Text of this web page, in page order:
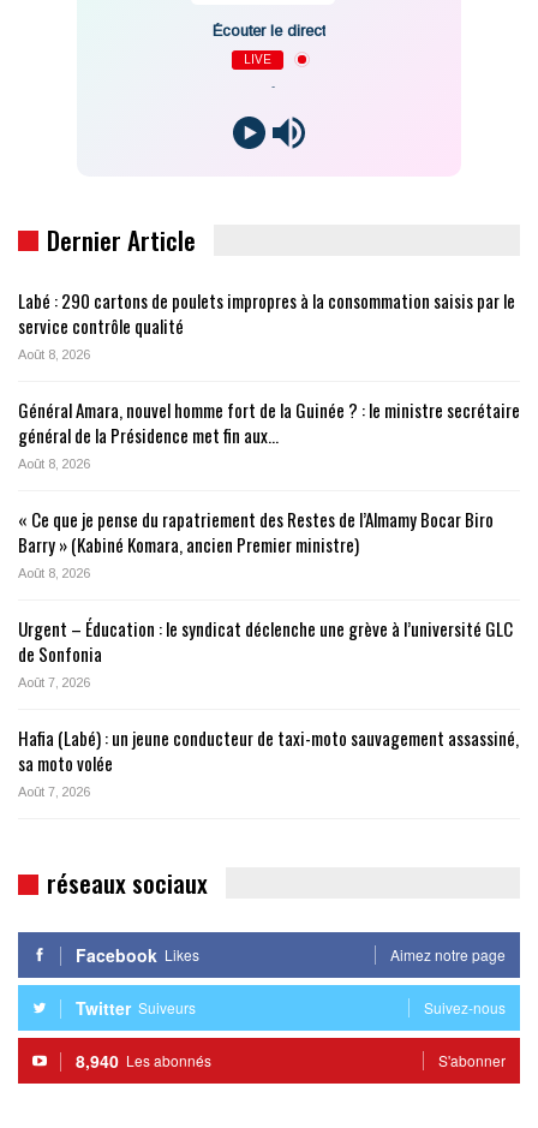
Écouter le direct
LIVE
Dernier Article
Labé : 290 cartons de poulets impropres à la consommation saisis par le
service contrôle qualité
Août 8, 2026
Général Amara, nouvel homme fort de la Guinée ? : le ministre secrétaire
général de la Présidence met fin aux…
Août 8, 2026
« Ce que je pense du rapatriement des Restes de l’Almamy Bocar Biro
Barry » (Kabiné Komara, ancien Premier ministre)
Août 8, 2026
Urgent – Éducation : le syndicat déclenche une grève à l’université GLC
de Sonfonia
Août 7, 2026
Hafia (Labé) : un jeune conducteur de taxi-moto sauvagement assassiné,
sa moto volée
Août 7, 2026
réseaux sociaux
Facebook Likes Aimez notre page
Twitter Suiveurs Suivez-nous
8,940 Les abonnés S'abonner